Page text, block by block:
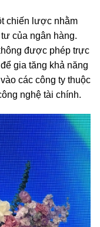
chiến lược nhằm
của ngân hàng.
được phép trực
gia tăng khả năng
các công ty thuộc
nghệ tài chính.